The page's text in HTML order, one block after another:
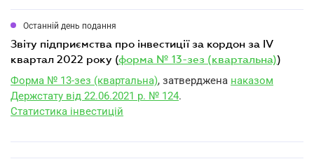
Останній день подання
звіту підприємства про інвестиції за кордон за IV
квартал 2022 року (форма № 13-зез (квартальна))
Форма № 13-зез (квартальна), затверджена наказом
Держстату від 22.06.2021 р. № 124.
Статистика інвестицій